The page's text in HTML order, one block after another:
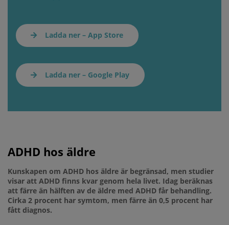
Ladda ner – App Store
Ladda ner – Google Play
ADHD hos äldre
Kunskapen om ADHD hos äldre är begränsad, men studier
visar att ADHD finns kvar genom hela livet. Idag beräknas
att färre än hälften av de äldre med ADHD får behandling.
Cirka 2 procent har symtom, men färre än 0,5 procent har
fått diagnos.